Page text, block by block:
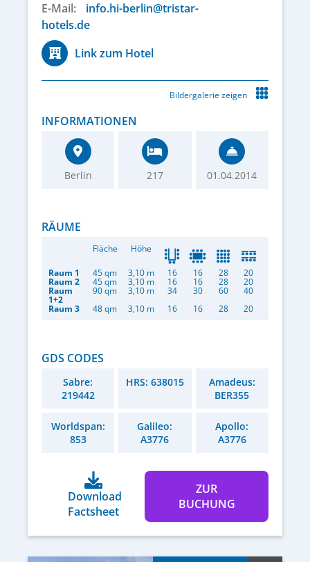
E-Mail:
info.hi-berlin@tristar-
hotels.de
Link zum Hotel
Bildergalerie zeigen
INFORMATIONEN
Berlin 217 01.04.2014
RÄUME
Fläche Höhe
Raum 1 45 qm 3,10 m 16 16 28
20
Raum 2
45 qm 3,10 m 16 16 28
20
Raum
1+2
90 qm 3,10 m 34 30 60
40
Raum 3
48 qm 3,10 m 16 16 28 20
GDS CODES
Sabre:
219442
HRS: 638015
Amadeus:
BER355
Worldspan:
853
Galileo:
A3776
Apollo:
A3776
Download
Factsheet
ZUR
BUCHUNG